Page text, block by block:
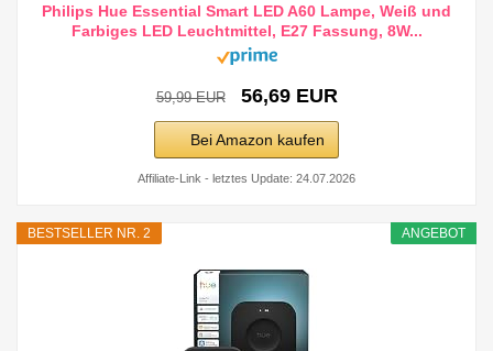
Philips Hue Essential Smart LED A60 Lampe, Weiß und
Farbiges LED Leuchtmittel, E27 Fassung, 8W...
59,99 EUR 56,69 EUR
Bei Amazon kaufen
Affiliate-Link - letztes Update: 24.07.2026
ANGEBOT
BESTSELLER NR. 2